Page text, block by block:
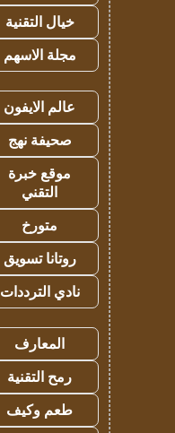
خيال التقنية
مجلة الاسهم
عالم الايفون
صحيفة نهج
موقع خبرة
التقني
متورخ
روتانا تسويق
نادي الترددات
المعارف
رمح التقنية
طعم وكيف